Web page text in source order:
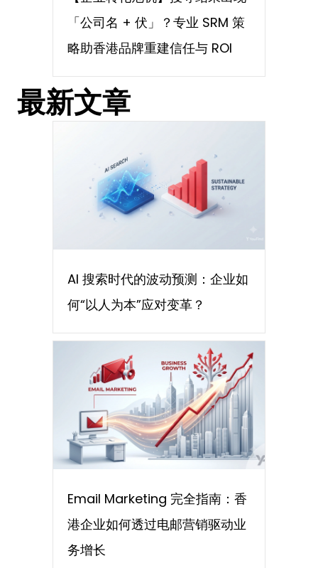
「公司名 + 伏」？专业 SRM 策
略助香港品牌重建信任与 ROI
最新文章
AI 搜索时代的波动预测：企业如
何“以人为本”应对变革？
Email Marketing 完全指南：香
港企业如何透过电邮营销驱动业
务增长